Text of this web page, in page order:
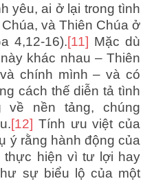
yêu, ai ở lại trong tình
và Thiên Chúa ở
4,12-16).[11] Mặc dù
khác nhau – Thiên
chính mình – và có
cách thế diễn tả tình
về nền tảng, chúng
[12] Tính ưu việt của
ý rằng hành động của
hiện vì tư lợi hay
sự biểu lộ của một